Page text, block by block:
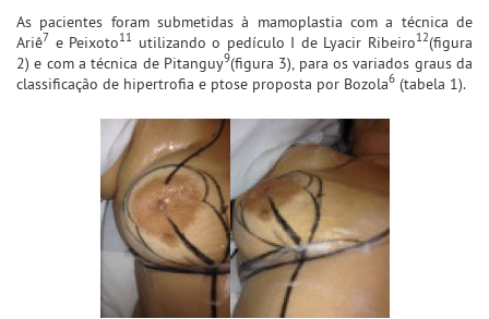
As pacientes foram submetidas à mamoplastia com a técnica de
Ariê7 e Peixoto11 utilizando o pedículo I de Lyacir Ribeiro12(figura
2) e com a técnica de Pitanguy9(figura 3), para os variados graus da
classificação de hipertrofia e ptose proposta por Bozola6 (tabela 1).